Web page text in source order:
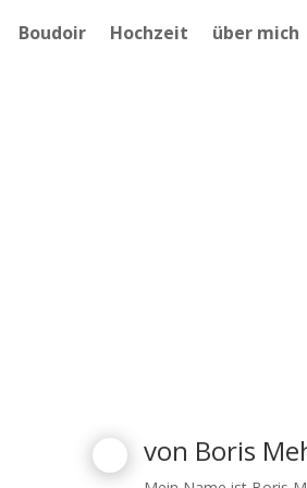
Boudoir Hochzeit über mich
von Boris